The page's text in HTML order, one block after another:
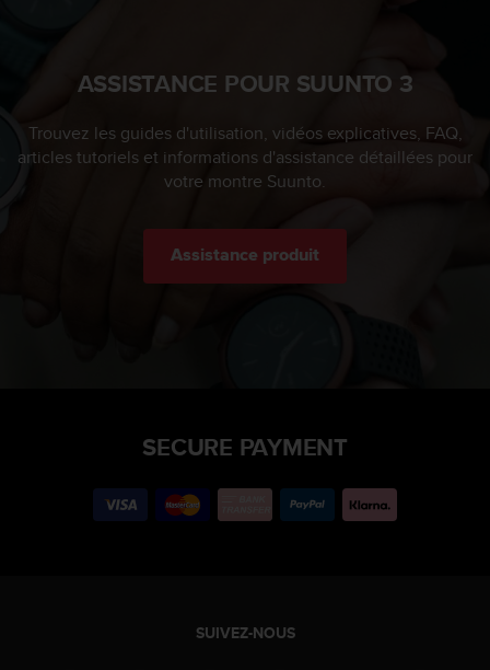
ASSISTANCE POUR SUUNTO 3
Trouvez les guides d'utilisation, vidéos explicatives, FAQ,
articles tutoriels et informations d'assistance détaillées pour
votre montre Suunto.
Assistance produit
SECURE PAYMENT
SUIVEZ-NOUS